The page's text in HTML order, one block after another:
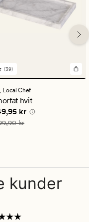
(39)
Local Chef
hvit
pris
kr
pris 499,90 kr
kr
kunder